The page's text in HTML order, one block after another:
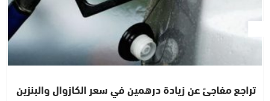
تراجع مفاجئ عن زيادة درهمين في سعر الكازوال والبنزين